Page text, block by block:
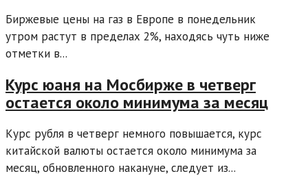
Биржевые цены на газ в Европе в понедельник
утром растут в пределах 2%, находясь чуть ниже
отметки в...
Курс юаня на Мосбирже в четверг
остается около минимума за месяц
Курс рубля в четверг немного повышается, курс
китайской валюты остается около минимума за
месяц, обновленного накануне, следует из...